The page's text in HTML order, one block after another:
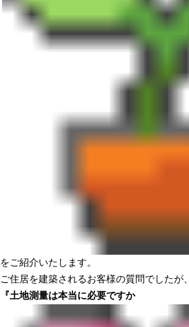
をご紹介いたします。
ご住居を建築されるお客様の質問でしたが、
『土地測量は本当に必要ですか